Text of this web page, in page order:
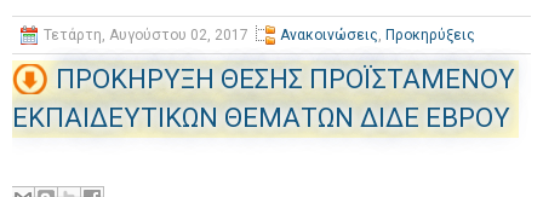
Τετάρτη, Αυγούστου 02, 2017 Ανακοινώσεις, Προκηρύξεις
ΠΡΟΚΗΡΥΞΗ ΘΕΣΗΣ ΠΡΟΪΣΤΑΜΕΝΟΥ
ΕΚΠΑΙΔΕΥΤΙΚΩΝ ΘΕΜΑΤΩΝ ΔΙΔΕ ΕΒΡΟΥ